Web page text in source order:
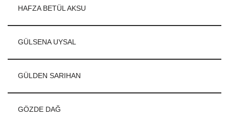
HAFZA BETÜL AKSU
GÜLSENA UYSAL
GÜLDEN SARIHAN
GÖZDE DAĞ